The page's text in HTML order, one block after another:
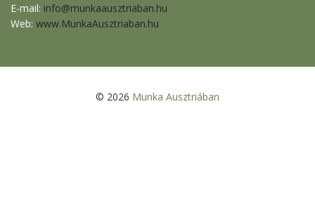
E-mail: info@munkaausztriaban.hu
Web: www.MunkaAusztriaban.hu
© 2026 Munka Ausztriában